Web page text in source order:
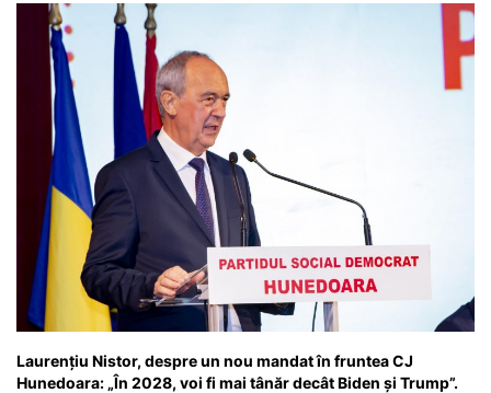
k
er
Laurențiu Nistor, despre un nou mandat în fruntea CJ
Hunedoara: „În 2028, voi fi mai tânăr decât Biden și Trump”.